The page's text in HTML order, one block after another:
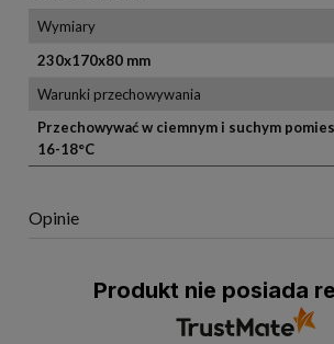
Wymiary
230x170x80 mm
Warunki przechowywania
Przechowywać w ciemnym i suchym
16-18°C
Opinie
Produkt nie posiada